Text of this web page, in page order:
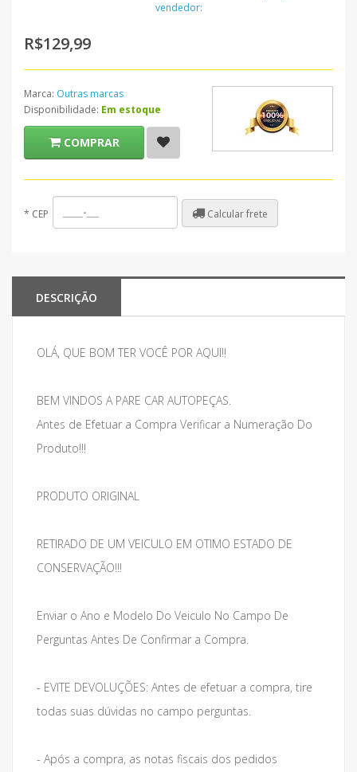
vendedor:
R$129,99
Marca: Outras marcas
Disponibilidade: Em estoque
COMPRAR
* CEP Calcular frete
DESCRIÇÃO
OLÁ, QUE BOM TER VOCÊ POR AQUI!!
BEM VINDOS A PARE CAR AUTOPEÇAS.
Antes de Efetuar a Compra Verificar a Numeração Do
Produto!!!
PRODUTO ORIGINAL
RETIRADO DE UM VEICULO EM OTIMO ESTADO DE
CONSERVAÇÃO!!!
Enviar o Ano e Modelo Do Veiculo No Campo De
Perguntas Antes De Confirmar a Compra.
- EVITE DEVOLUÇÕES: Antes de efetuar a compra, tire
todas suas dúvidas no campo perguntas.
- Após a compra, as notas fiscais dos pedidos